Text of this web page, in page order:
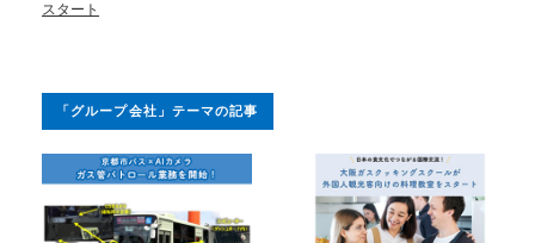
スタート
「グループ会社」テーマの記事